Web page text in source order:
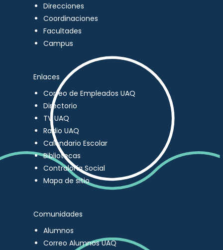
Direcciones
Coordinaciones
Facultades
Campus
Enlaces
Correo de Empleados UAQ
Directorio
TV UAQ
Radio UAQ
Calendario Escolar
Bibliotecas
Contraloría Social
Mapa de sitio
Comunidades
Alumnos
Correo Alumnos UAQ